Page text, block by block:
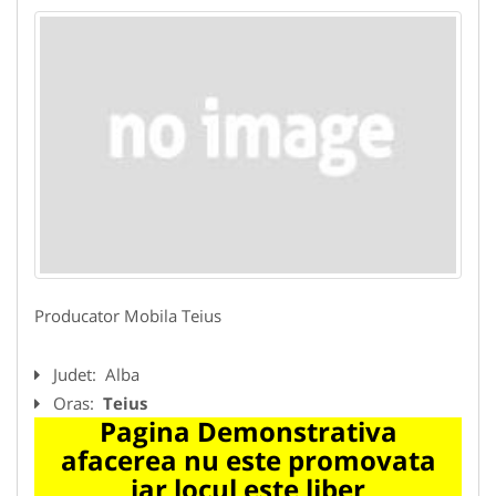
Producator Mobila Teius
Judet: Alba
Oras: Teius
Pagina Demonstrativa
afacerea nu este promovata
iar locul este liber